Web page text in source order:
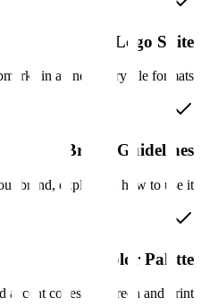
Logo Suite
in all necessary file formats.
Brand Guidelines
brand, explaining how to use it.
Color Palette
accent codes for screen and print.